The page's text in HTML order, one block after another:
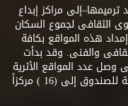
مراكز إبداع
الثقافى لجموع السكان
هذه المواقع بكافة
والفنى. وقد بدأت
حتى وصل عدد المواقع الأثرية
التى تم تحويلها إلى مراكز إبداع فنى تابعة للصندوق إلى (16 ) مركزاً